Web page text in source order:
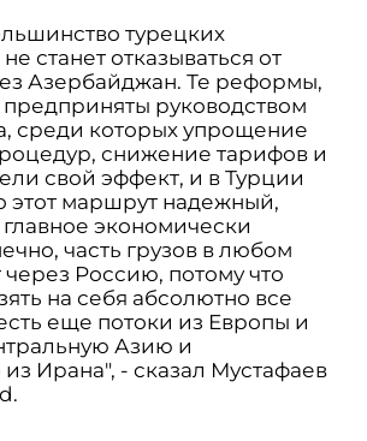
турецких
станет отказываться от
Азербайджан. Те реформы,
руководством
среди которых упрощение
снижение тарифов и
свой эффект, и в Турции
этот маршрут надежный,
экономически
часть грузов в любом
через Россию, потому что
на себя абсолютно все
еще потоки из Европы и
Азию и
Ирана", - сказал Мустафаев